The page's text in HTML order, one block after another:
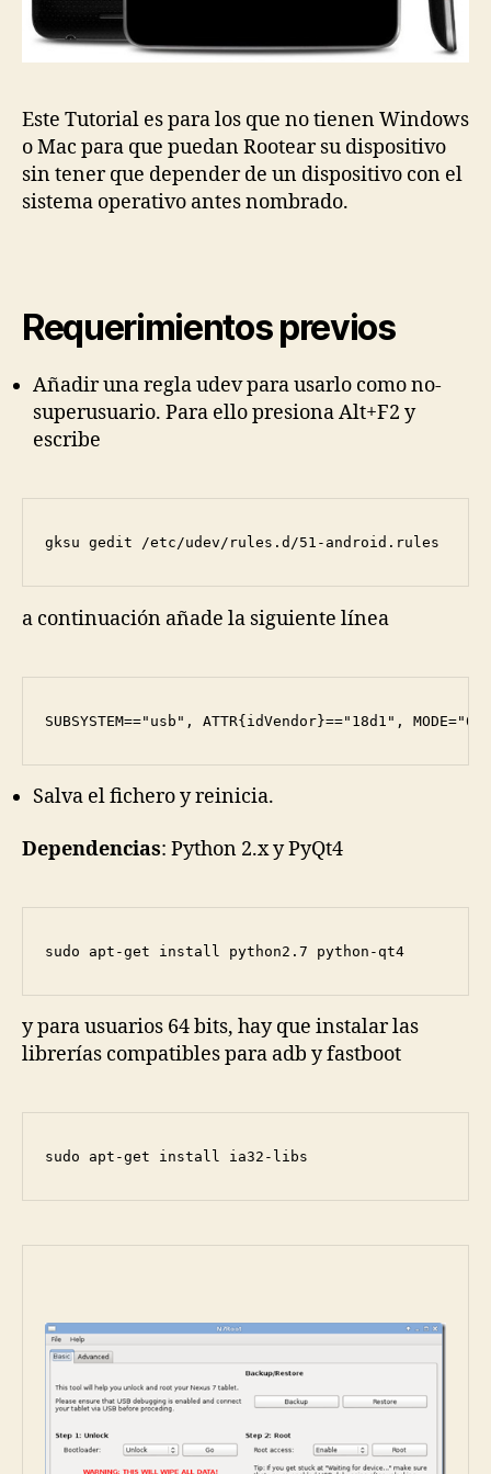
Este Tutorial es para los que no tienen Windows
o Mac para que puedan Rootear su dispositivo
sin tener que depender de un dispositivo con el
sistema operativo antes nombrado.
Requerimientos previos
Añadir una regla udev para usarlo como no-
superusuario. Para ello presiona Alt+F2 y
escribe
gksu gedit /etc/udev/rules.d/51-android.rules
a continuación añade la siguiente línea
SUBSYSTEM=="usb", ATTR{idVendor}=="18d1",
Salva el fichero y reinicia.
Dependencias: Python 2.x y PyQt4
sudo apt-get install python2.7 python-qt4
y para usuarios 64 bits, hay que instalar las
librerías compatibles para adb y fastboot
sudo apt-get install ia32-libs